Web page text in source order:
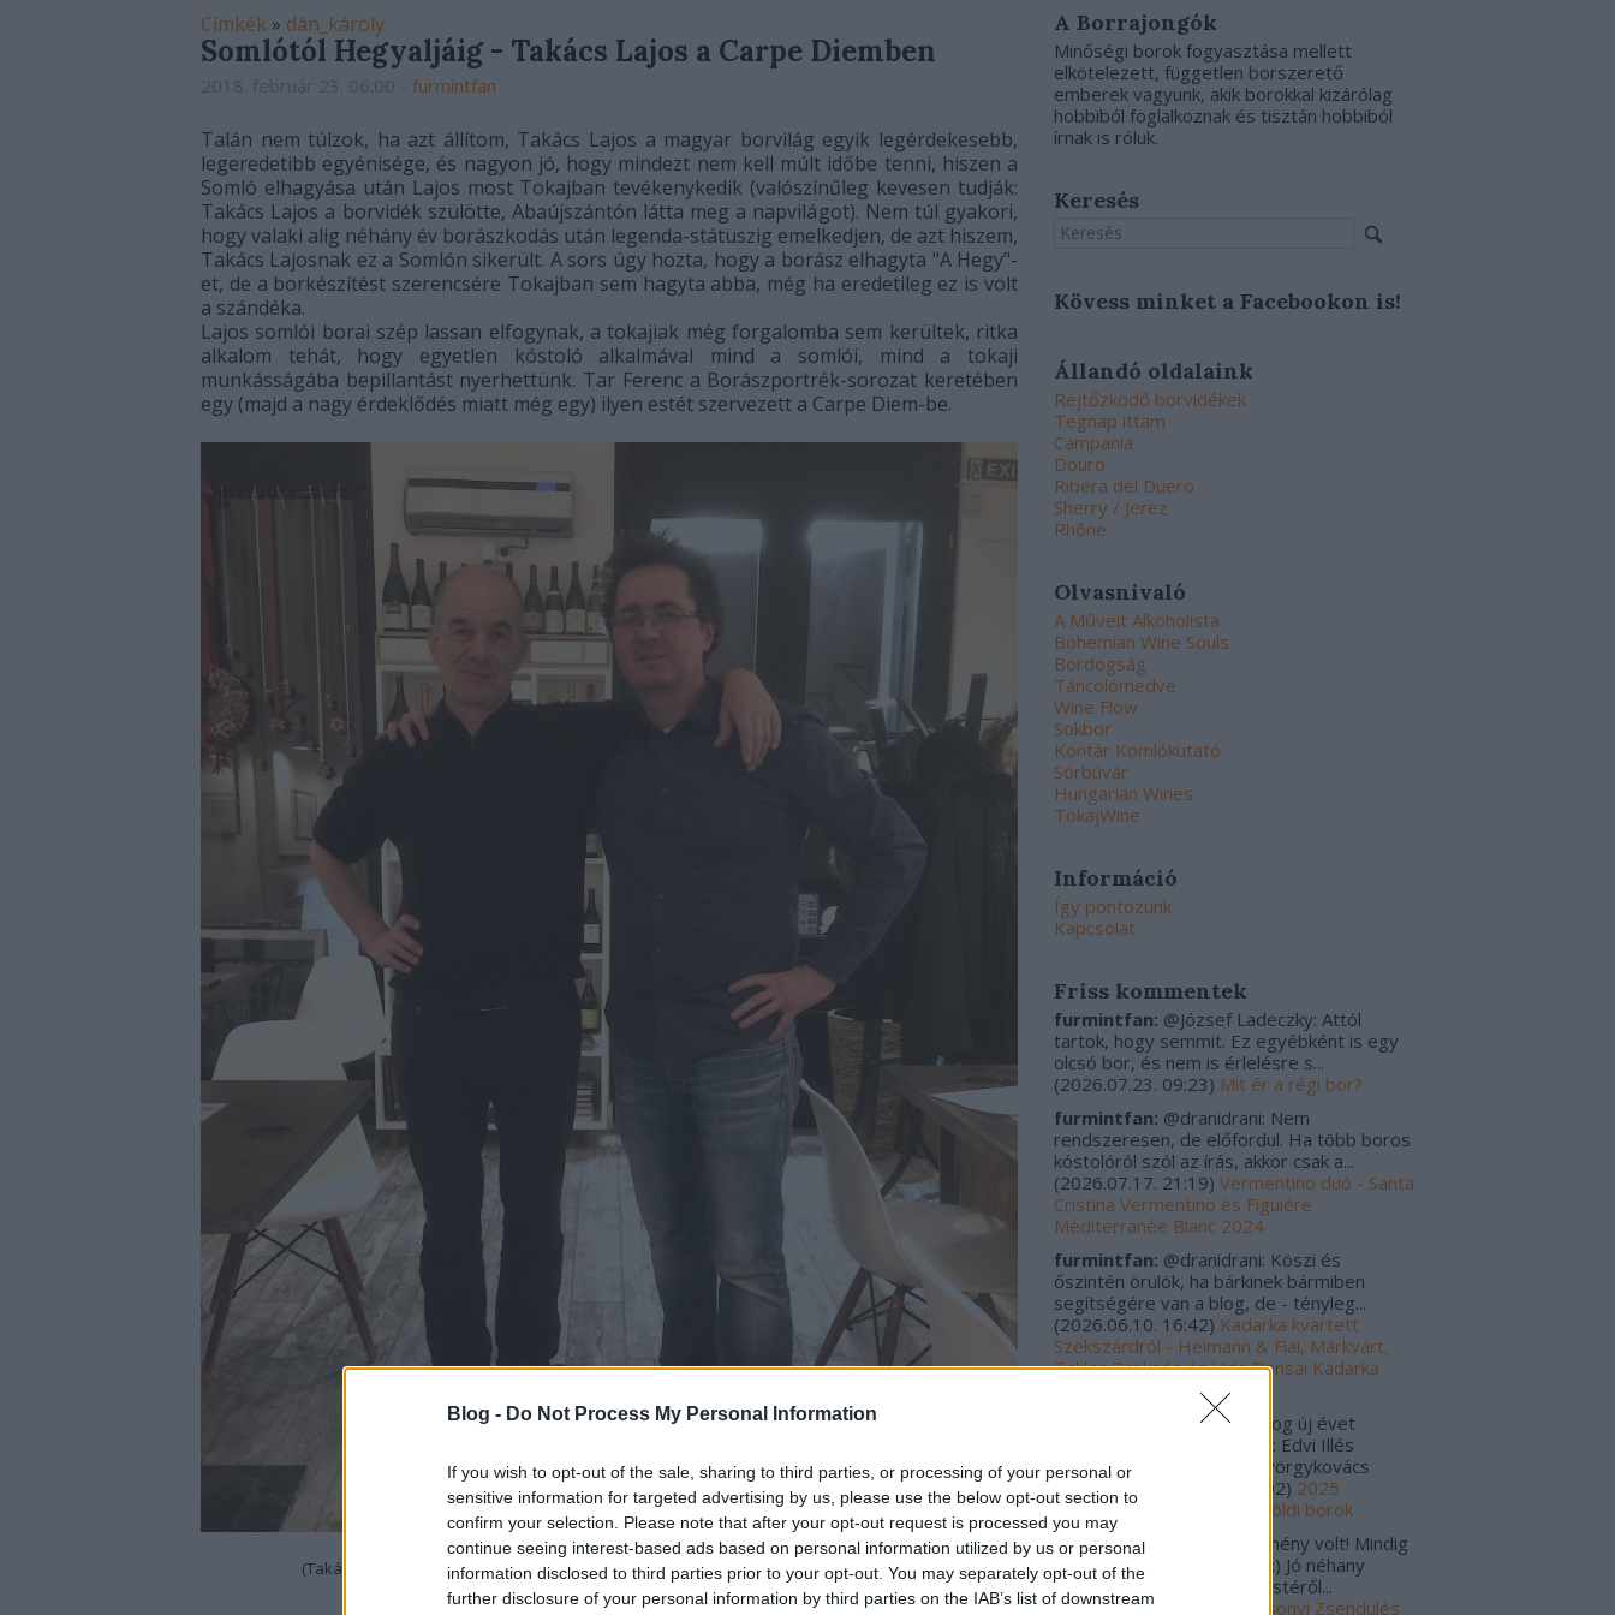
Blog - Do Not Process My Personal Information
If you wish to opt-out of the sale, sharing to third parties, or processing of your personal or
sensitive information for targeted advertising by us, please use the below opt-out section to
confirm your selection. Please note that after your opt-out request is processed you may
continue seeing interest-based ads based on personal information utilized by us or personal
information disclosed to third parties prior to your opt-out. You may separately opt-out of the
further disclosure of your personal information by third parties on the IAB’s list of downstream
Címkék » dán_károly
Somlótól Hegyaljáig - Takács Lajos a Carpe Diemben
furmintfan
Talán nem túlzok, ha azt állítom, Takács Lajos a magyar borvilág egyik legérdekesebb,
legeredetibb egyénisége, és nagyon jó, hogy mindezt nem kell múlt időbe tenni, hiszen a
Somló elhagyása után Lajos most Tokajban tevékenykedik (valószínűleg kevesen tudják:
Takács Lajos a borvidék szülötte, Abaújszántón látta meg a napvilágot). Nem túl gyakori,
hogy valaki alig néhány év borászkodás után legenda-státuszig emelkedjen, de azt hiszem,
Takács Lajosnak ez a Somlón sikerült. A sors úgy hozta, hogy a borász elhagyta "A Hegy"-
et, de a borkészítést szerencsére Tokajban sem hagyta abba, még ha eredetileg ez is volt
a szándéka.
Lajos somlói borai szép lassan elfogynak, a tokajiak még forgalomba sem kerültek, ritka
alkalom tehát, hogy egyetlen kóstoló alkalmával mind a somlói, mind a tokaji
munkásságába bepillantást nyerhettünk. Tar Ferenc a Borászportrék-sorozat keretében
egy (majd a nagy érdeklődés miatt még egy) ilyen estét szervezett a Carpe Diem-be.
(Takács Lajos és Tar Ferenc, a képet aCarpe Diem facebook oldalárólkölcsönöztem)
A Borrajongók
Minőségi borok fogyasztása mellett
elkötelezett, független borszerető
emberek vagyunk, akik borokkal kizárólag
hobbiból foglalkoznak és tisztán hobbiból
írnak is róluk.
Keresés
Kövess minket a Facebookon is!
Állandó oldalaink
Rejtőzködő borvidékek
Tegnap ittam
Campania
Douro
Ribera del Duero
Sherry / Jerez
Rhône
Olvasnivaló
A Művelt Alkoholista
Bohemian Wine Souls
Bordogság
Táncolómedve
Wine Flow
Sokbor
Kontár Komlókutató
Sörbúvár
Hungarian Wines
TokajWine
Információ
Így pontozunk
Kapcsolat
Friss kommentek
furmintfan: @József Ladeczky: Attól
tartok, hogy semmit. Ez egyébként is egy
olcsó bor, és nem is érlelésre s...
(2026.07.23. 09:23) Mit ér a régi bor?
furmintfan: @dranidrani: Nem
rendszeresen, de előfordul. Ha több boros
kóstolóról szól az írás, akkor csak a...
(2026.07.17. 21:19) Vermentino duó - Santa
Cristina Vermentino és Figuiére
Méditerranée Blanc 2024
furmintfan: @dranidrani: Köszi és
őszintén örülök, ha bárkinek bármiben
segítségére van a blog, de - tényleg...
(2026.06.10. 16:42) Kadarka kvartett
Szekszárdról - Heimann & Fiai, Márkvárt,
Takler Örökség és Vida Bonsai Kadarka
merulo_szaturnusz:Boldog új évet
kívánok! Tavalyi kedvencek: Edvi Illés
Furmint-Kéknyelű 2020 Györgykovács
Tramini...
2026.01.06. 12:02) 2025
legjobbjai - Magyar és külföldi borok
Ács Zoltánn:
Szuper esemény volt! Mindig
nagyon jók a Zsendülések :) Jó néhany
palackkal tértem haza az estéről...
( 2025.12.30. 00:01
Karácsonyi Zsendülés